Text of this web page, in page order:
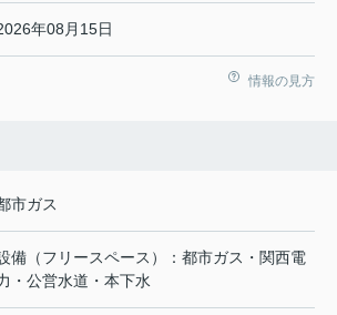
年08月15日
情報の見方
市ガス
備（フリースペース）：都市ガス・関西電
・公営水道・本下水